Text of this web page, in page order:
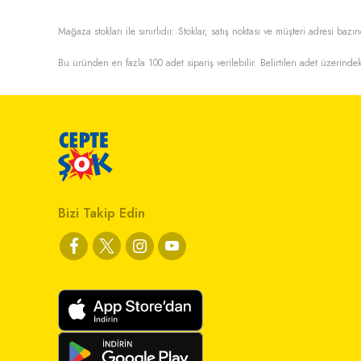
Mağaza stokları ile sınırlıdır. Stoklar, satış noktası ve müşteri adresi
Bu üründen en fazla 100 adet sipariş verilebilir. Belirtilen adet
Bizi Takip Edin